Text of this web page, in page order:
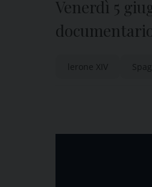
Venerdì 5
lerone XIV